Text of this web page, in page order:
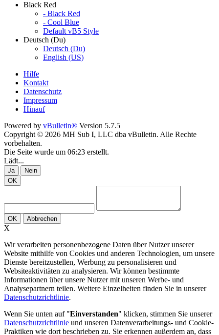
Black Red
- Black Red
- Cool Blue
Default vB5 Style
Deutsch (Du)
Deutsch (Du)
English (US)
Hilfe
Kontakt
Datenschutz
Impressum
Hinauf
Powered by vBulletin® Version 5.7.5
Copyright © 2026 MH Sub I, LLC dba vBulletin. Alle Rechte
vorbehalten.
Die Seite wurde um 06:23 erstellt.
Lädt...
Ja
Nein
OK
OK Abbrechen
X
Wir verarbeiten personenbezogene Daten über Nutzer unserer
Website mithilfe von Cookies und anderen Technologien, um unsere
Dienste bereitzustellen, Werbung zu personalisieren und
Websiteaktivitäten zu analysieren. Wir können bestimmte
Informationen über unsere Nutzer mit unseren Werbe- und
Analysepartnern teilen. Weitere Einzelheiten finden Sie in unserer
Datenschutzrichtlinie.
Wenn Sie unten auf "Einverstanden" klicken, stimmen Sie unserer
Datenschutzrichtlinie und unseren Datenverarbeitungs- und Cookie-
Praktiken wie dort beschrieben zu. Sie erkennen außerdem an, dass